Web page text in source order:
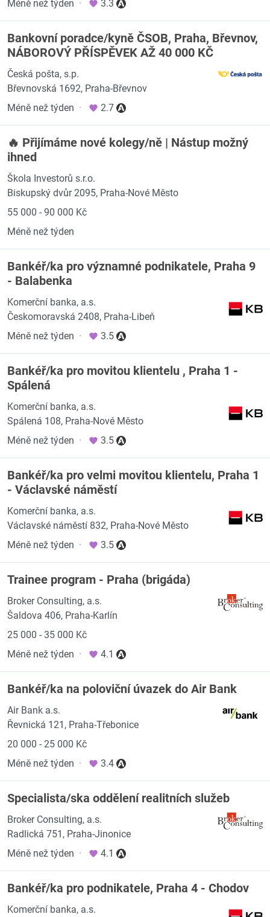
Méně než týden · 3.3
Bankovní poradce/kyně ČSOB, Praha, Břevnov,
NÁBOROVÝ PŘÍSPĚVEK AŽ 40 000 KČ
Česká pošta, s.p.
Břevnovská 1692, Praha-Břevnov
Méně než týden · 2.7
🔥 Přijímáme nové kolegy/ně | Nástup možný
ihned
Škola Investorů s.r.o.
Biskupský dvůr 2095, Praha-Nové Město
55 000 - 90 000 Kč
Méně než týden
Bankéř/ka pro významné podnikatele, Praha 9
- Balabenka
Komerční banka, a.s.
Českomoravská 2408, Praha-Libeň
Méně než týden · 3.5
Bankéř/ka pro movitou klientelu , Praha 1 -
Spálená
Komerční banka, a.s.
Spálená 108, Praha-Nové Město
Méně než týden · 3.5
Bankéř/ka pro velmi movitou klientelu, Praha 1
- Václavské náměstí
Komerční banka, a.s.
Václavské náměstí 832, Praha-Nové Město
Méně než týden · 3.5
Trainee program - Praha (brigáda)
Broker Consulting, a.s.
Šaldova 406, Praha-Karlín
25 000 - 35 000 Kč
Méně než týden · 4.1
Bankéř/ka na poloviční úvazek do Air Bank
Air Bank a.s.
Řevnická 121, Praha-Třebonice
20 000 - 25 000 Kč
Méně než týden · 3.4
Specialista/ska oddělení realitních služeb
Broker Consulting, a.s.
Radlická 751, Praha-Jinonice
Méně než týden · 4.1
Bankéř/ka pro podnikatele, Praha 4 - Chodov
Komerční banka, a.s.